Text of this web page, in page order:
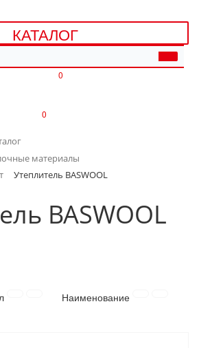
ТЕХНИКА
КАТАЛОГ
0
0
материалы
Утеплитель BASWOOL
BASWOOL
Наименование